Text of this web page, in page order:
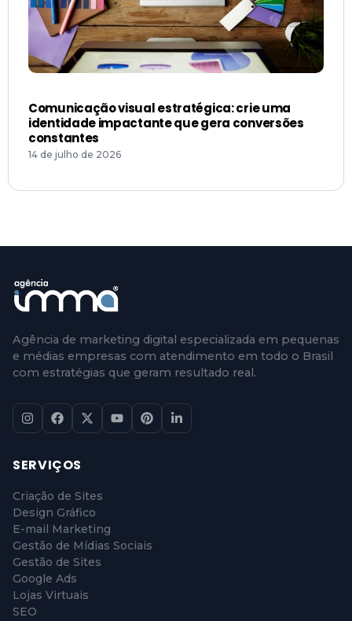
Comunicação visual estratégica: crie uma
identidade impactante que gera conversões
constantes
14 de julho de 2026
Agência de marketing digital especializada em pequenas
e médias empresas com atendimento em todo o Brasil
com estratégias que geram resultado real.
SERVIÇOS
Criação de Sites
Design Gráfico
E-mail Marketing
Gestão de Mídias Sociais
Gestão de Sites
Google Ads
Lojas Virtuais
SEO